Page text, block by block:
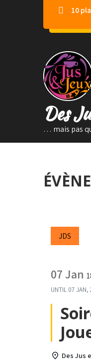
10
Des
… mais pas
JDS
07 Jan
UNTIL 07 JAN,
Des Jus